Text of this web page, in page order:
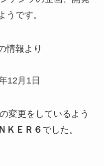
うです。
情報より
12月1日
変更をしているよう
ＫＥＲ６ でした。